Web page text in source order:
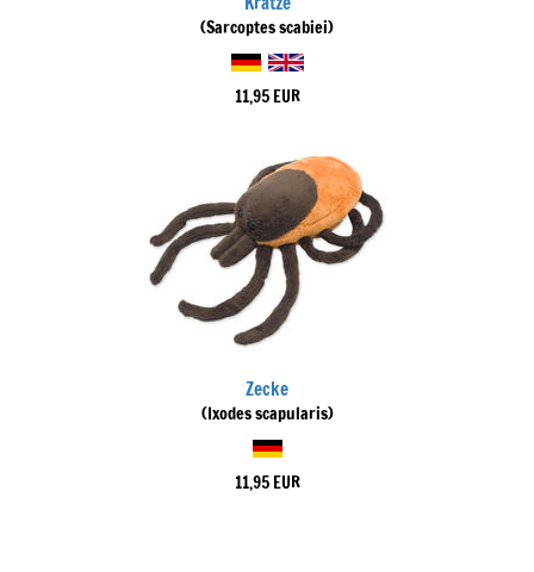
(Sarcoptes scabiei)
11,95 EUR
Zecke
(Ixodes scapularis)
11,95 EUR